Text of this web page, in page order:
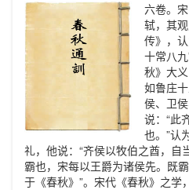
六卷。
轼，其
传》，
十常八
秋》大
如鲁庄
侯、卫
说：“此
也。”认
礼，他说：“齐侯以牧伯之酋，自
霸也，宋每以王爵为诸侯先。既
于《春秋》”。宋代《春秋》之学